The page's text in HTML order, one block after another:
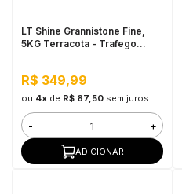
LT Shine Grannistone Fine,
5KG Terracota - Trafego
R$ 349,99
ou 4xde R$ 87,50 sem juros
- +
ADICIONAR